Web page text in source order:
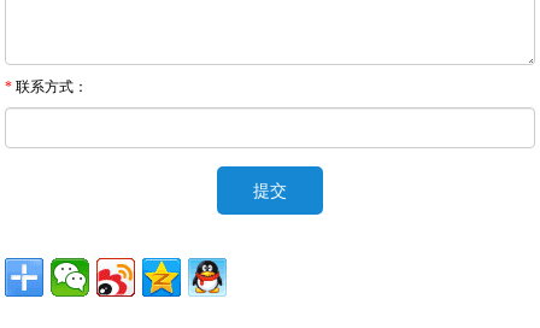
* 联系方式：